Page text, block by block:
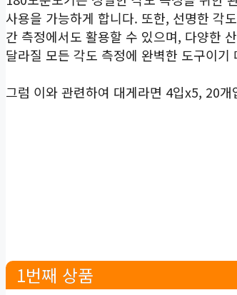
사용을 가능하게 합니다. 또한, 선명한 각
간 측정에서도 활용할 수 있으며, 다양한
달라질 모든 각도 측정에 완벽한 도구이기
그럼 이와 관련하여 대게라면 4입x5, 20
1번째 상품